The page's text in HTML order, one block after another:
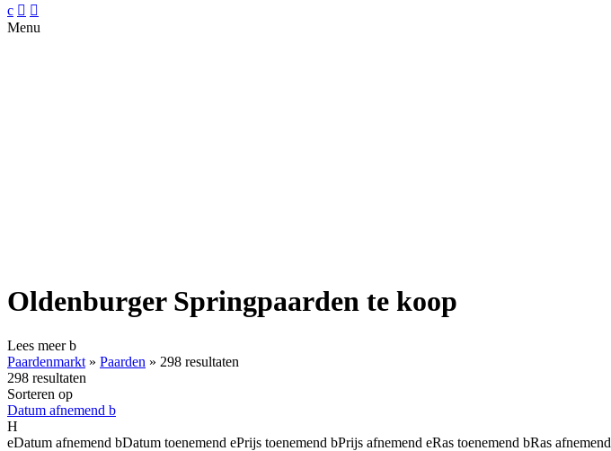
c  
Menu
Oldenburger Springpaarden te koop
Lees meerb
Paardenmarkt » Paarden » 298 resultaten
298 resultaten
Sorteren op
Datum afnemend b
H
eDatum afnemend bDatum toenemend ePrijs toenemend bPrijs afnemend eRas toenemend bRas afnemend